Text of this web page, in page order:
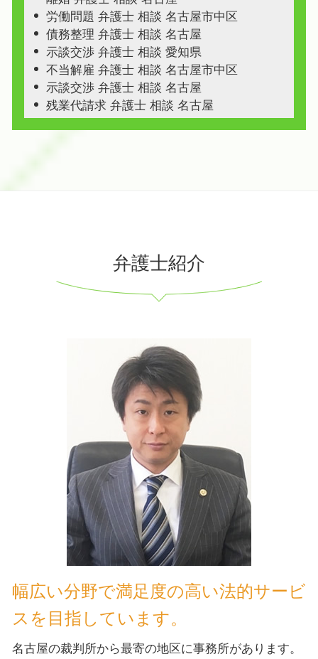
労働問題 弁護士 相談 名古屋市中区
債務整理 弁護士 相談 名古屋
示談交渉 弁護士 相談 愛知県
不当解雇 弁護士 相談 名古屋市中区
示談交渉 弁護士 相談 名古屋
残業代請求 弁護士 相談 名古屋
弁護士紹介
幅広い分野で満足度の高い法的サービ
スを目指しています。
名古屋の裁判所から最寄の地区に事務所があります。